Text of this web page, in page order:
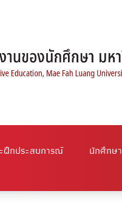
ฝึกประสบการณ์
นักศึกษา